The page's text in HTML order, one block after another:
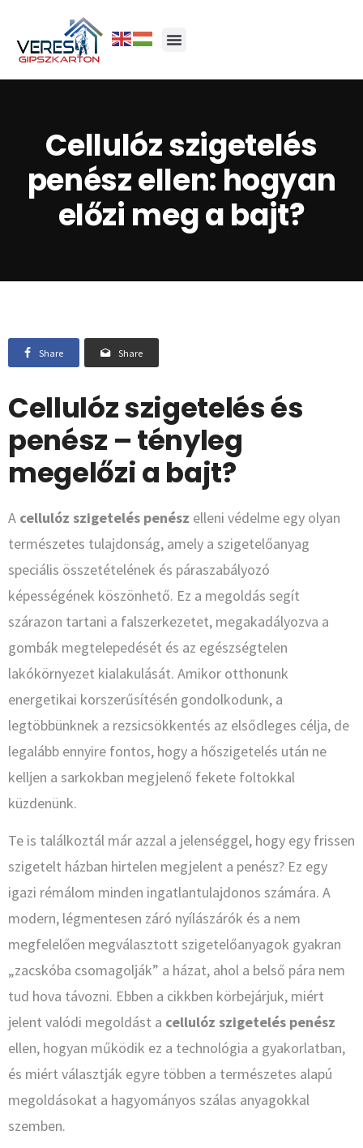
Cellulóz szigetelés
penész ellen: hogyan
előzi meg a bajt?
Share Share
Cellulóz szigetelés és
penész – tényleg
megelőzi a bajt?
A cellulóz szigetelés penész elleni védelme egy olyan
természetes tulajdonság, amely a szigetelőanyag
speciális összetételének és páraszabályozó
képességének köszönhető. Ez a megoldás segít
szárazon tartani a falszerkezetet, megakadályozva a
gombák megtelepedését és az egészségtelen
lakókörnyezet kialakulását. Amikor otthonunk
energetikai korszerűsítésén gondolkodunk, a
legtöbbünknek a rezsicsökkentés az elsődleges célja, de
legalább ennyire fontos, hogy a hőszigetelés után ne
kelljen a sarkokban megjelenő fekete foltokkal
küzdenünk.
Te is találkoztál már azzal a jelenséggel, hogy egy frissen
szigetelt házban hirtelen megjelent a penész? Ez egy
igazi rémálom minden ingatlantulajdonos számára. A
modern, légmentesen záró nyílászárók és a nem
megfelelően megválasztott szigetelőanyagok gyakran
„zacskóba csomagolják” a házat, ahol a belső pára nem
tud hova távozni. Ebben a cikkben körbejárjuk, miért
jelent valódi megoldást a cellulóz szigetelés penész
ellen, hogyan működik ez a technológia a gyakorlatban,
és miért választják egyre többen a természetes alapú
megoldásokat a hagyományos szálas anyagokkal
szemben.